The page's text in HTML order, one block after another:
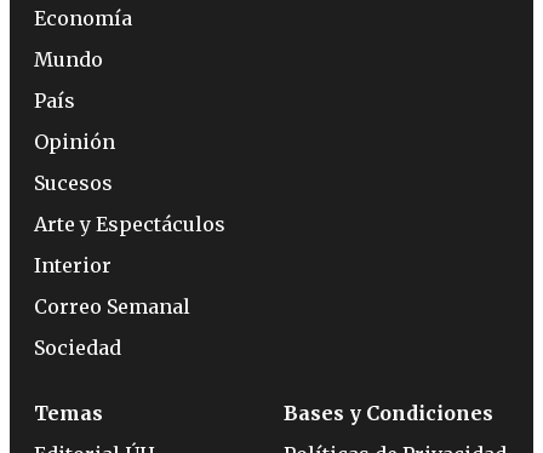
Economía
Mundo
País
Opinión
Sucesos
Arte y Espectáculos
Interior
Correo Semanal
Sociedad
Temas
Bases y Condiciones